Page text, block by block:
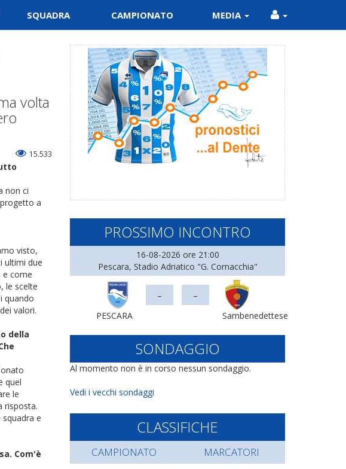
SQUADRA CAMPIONATO MEDIA
volta
15.533
non ci
a
visto,
ultimi due
e come
le scelte
quando
valori.
della
quel
le
risposta.
e
Com'è
PROSSIMO INCONTRO
16-08-2026 ore 21:00
Pescara, Stadio Adriatico "G. Cornacchia"
PESCARA
- -
Sambenedettese
SONDAGGIO
Al momento non è in corso nessun sondaggio.
Vedi i vecchi sondaggi
CLASSIFICHE
CAMPIONATO MARCATORI